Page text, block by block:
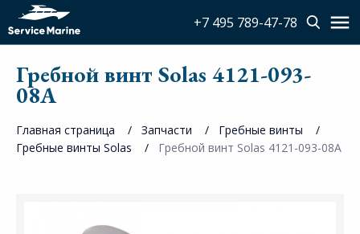
+7 495 789-47-78
Гребной винт Solas 4121-093-
08A
Главная страница Запчасти
Гребные винты
Гребные винты Solas
Гребной винт Solas 4121-093-08A